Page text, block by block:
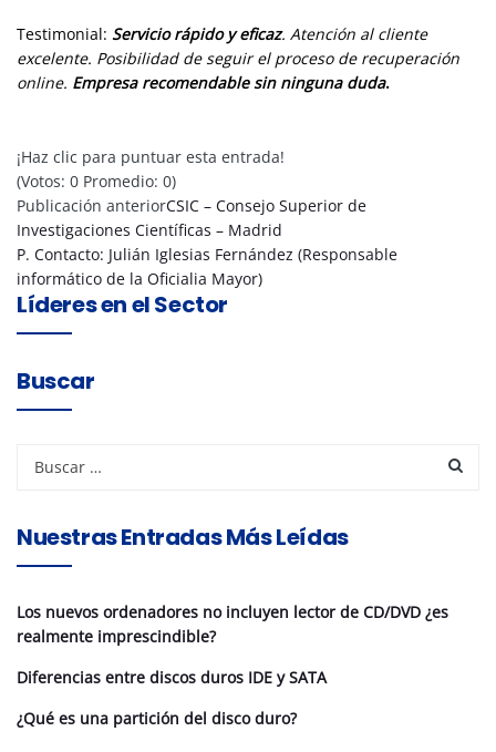
Testimonial: Servicio rápido y eficaz. Atención al cliente
excelente. Posibilidad de seguir el proceso de recuperación
online. Empresa recomendable sin ninguna duda.
¡Haz clic para puntuar esta entrada!
(Votos: 0 Promedio: 0)
Publicación anteriorCSIC – Consejo Superior de
Investigaciones Científicas – Madrid
P. Contacto: Julián Iglesias Fernández (Responsable
informático de la Oficialia Mayor)
Líderes en el Sector
Buscar
Nuestras Entradas Más Leídas
Los nuevos ordenadores no incluyen lector de CD/DVD ¿es
realmente imprescindible?
Diferencias entre discos duros IDE y SATA
¿Qué es una partición del disco duro?